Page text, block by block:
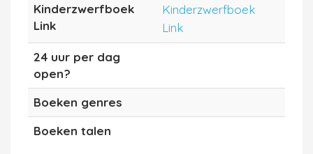
Kinderzwerfboek
Link
Kinderzwerfboek
Link
24 uur per dag
open?
Boeken genres
Boeken talen